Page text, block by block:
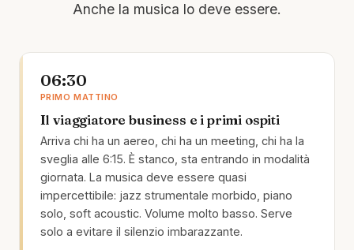
Anche la musica lo deve essere.
06:30
PRIMO MATTINO
Il viaggiatore business e i primi ospiti
Arriva chi ha un aereo, chi ha un meeting, chi ha la
sveglia alle 6:15. È stanco, sta entrando in modalità
giornata. La musica deve essere quasi
impercettibile: jazz strumentale morbido, piano
solo, soft acoustic. Volume molto basso. Serve
solo a evitare il silenzio imbarazzante.